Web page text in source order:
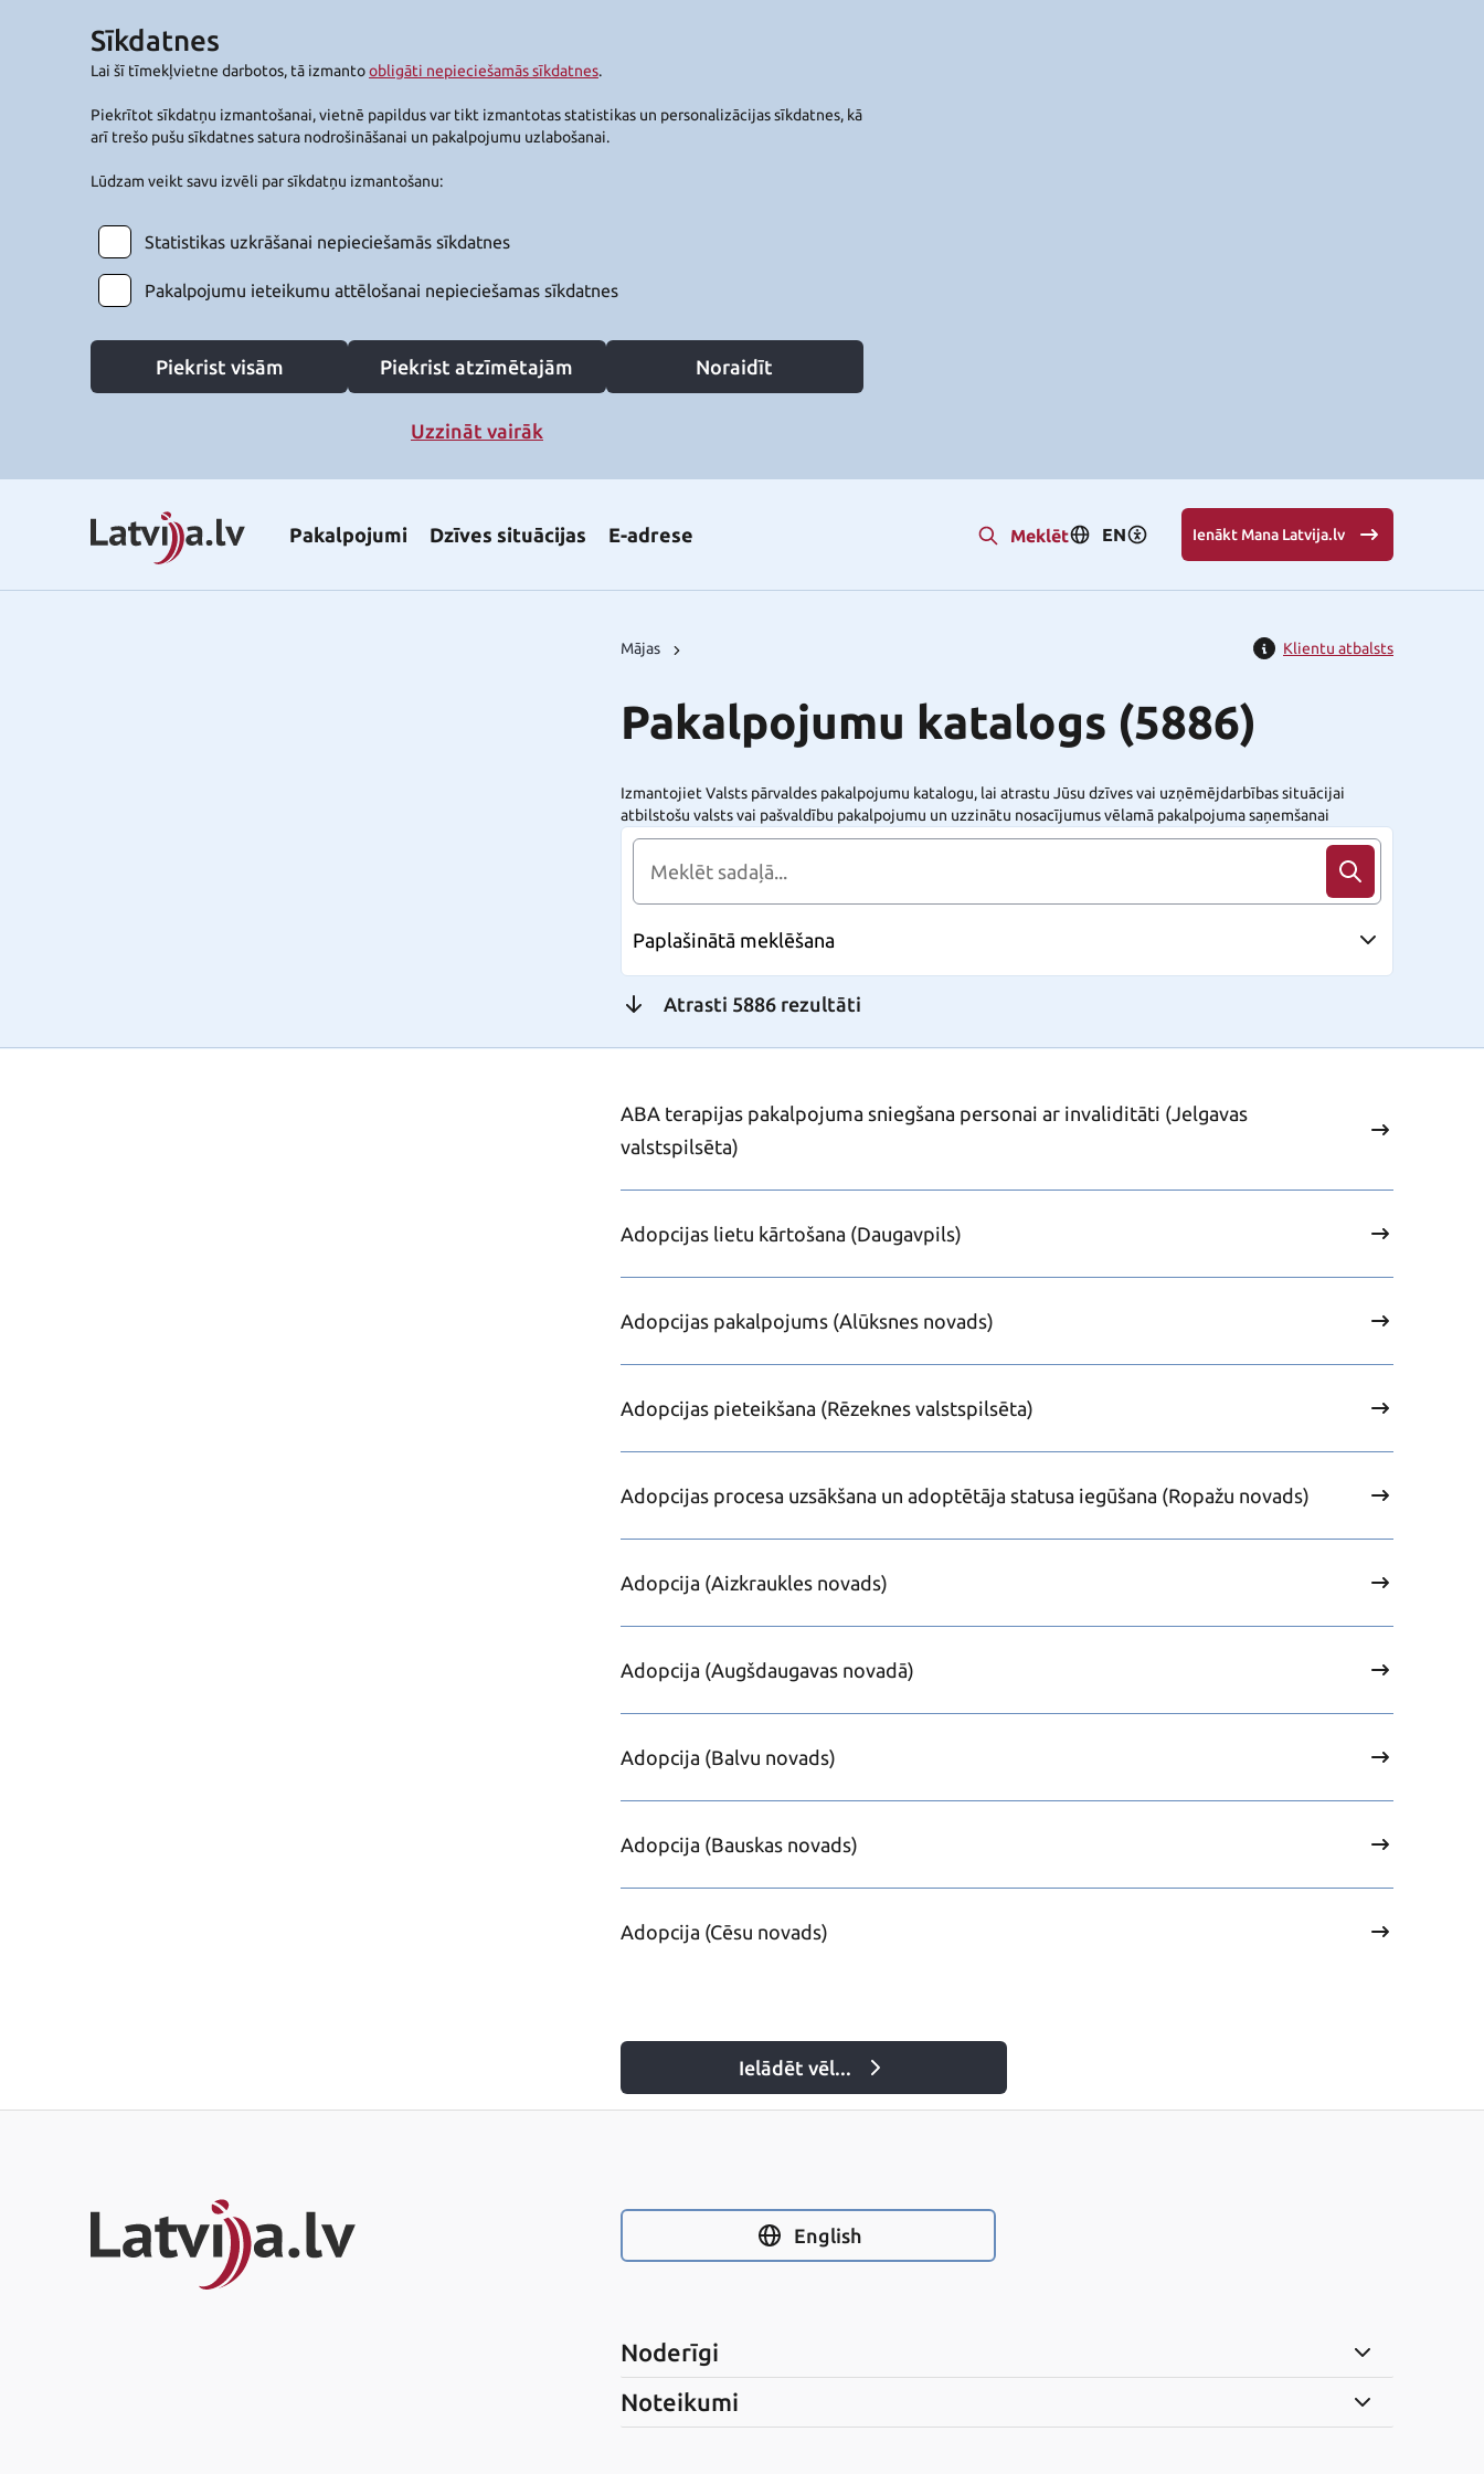
Sīkdatnes
Lai šī tīmekļvietne darbotos, tā izmantoobligāti nepieciešamās sīkdatnes.
Piekrītot sīkdatņu izmantošanai, vietnē papildus var tikt izmantotas statistikas un personalizācijas sīkdatnes, kā
arī trešo pušu sīkdatnes satura nodrošināšanai un pakalpojumu uzlabošanai.
Lūdzam veikt savu izvēli par sīkdatņu izmantošanu:
Statistikas uzkrāšanai nepieciešamās sīkdatnes
Pakalpojumu ieteikumu attēlošanai nepieciešamas sīkdatnes
Piekrist visām Piekrist atzīmētajām Noraidīt
Uzzināt vairāk
Pakalpojumi Dzīves situācijas E-adrese Meklēt EN Ienākt Mana Latvija.lv
Mājas Klientu atbalsts
Pakalpojumu katalogs (5886)
Izmantojiet Valsts pārvaldes pakalpojumu katalogu, lai atrastu Jūsu dzīves vai uzņēmējdarbības situācijai
atbilstošu valsts vai pašvaldību pakalpojumu un uzzinātu nosacījumus vēlamā pakalpojuma saņemšanai
Paplašinātā meklēšana
Atrasti 5886 rezultāti
ABA terapijas pakalpojuma sniegšana personai ar invaliditāti (Jelgavas
valstspilsēta)
Adopcijas lietu kārtošana (Daugavpils)
Adopcijas pakalpojums (Alūksnes novads)
Adopcijas pieteikšana (Rēzeknes valstspilsēta)
Adopcijas procesa uzsākšana un adoptētāja statusa iegūšana (Ropažu novads)
Adopcija (Aizkraukles novads)
Adopcija (Augšdaugavas novadā)
Adopcija (Balvu novads)
Adopcija (Bauskas novads)
Adopcija (Cēsu novads)
Ielādēt vēl...
English
Noderīgi
Noteikumi